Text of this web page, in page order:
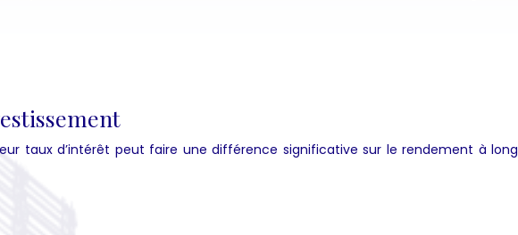
taux d’intérêt peut faire une différence significative sur le rendement à long